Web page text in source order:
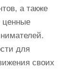
а также
ценные
для
своих